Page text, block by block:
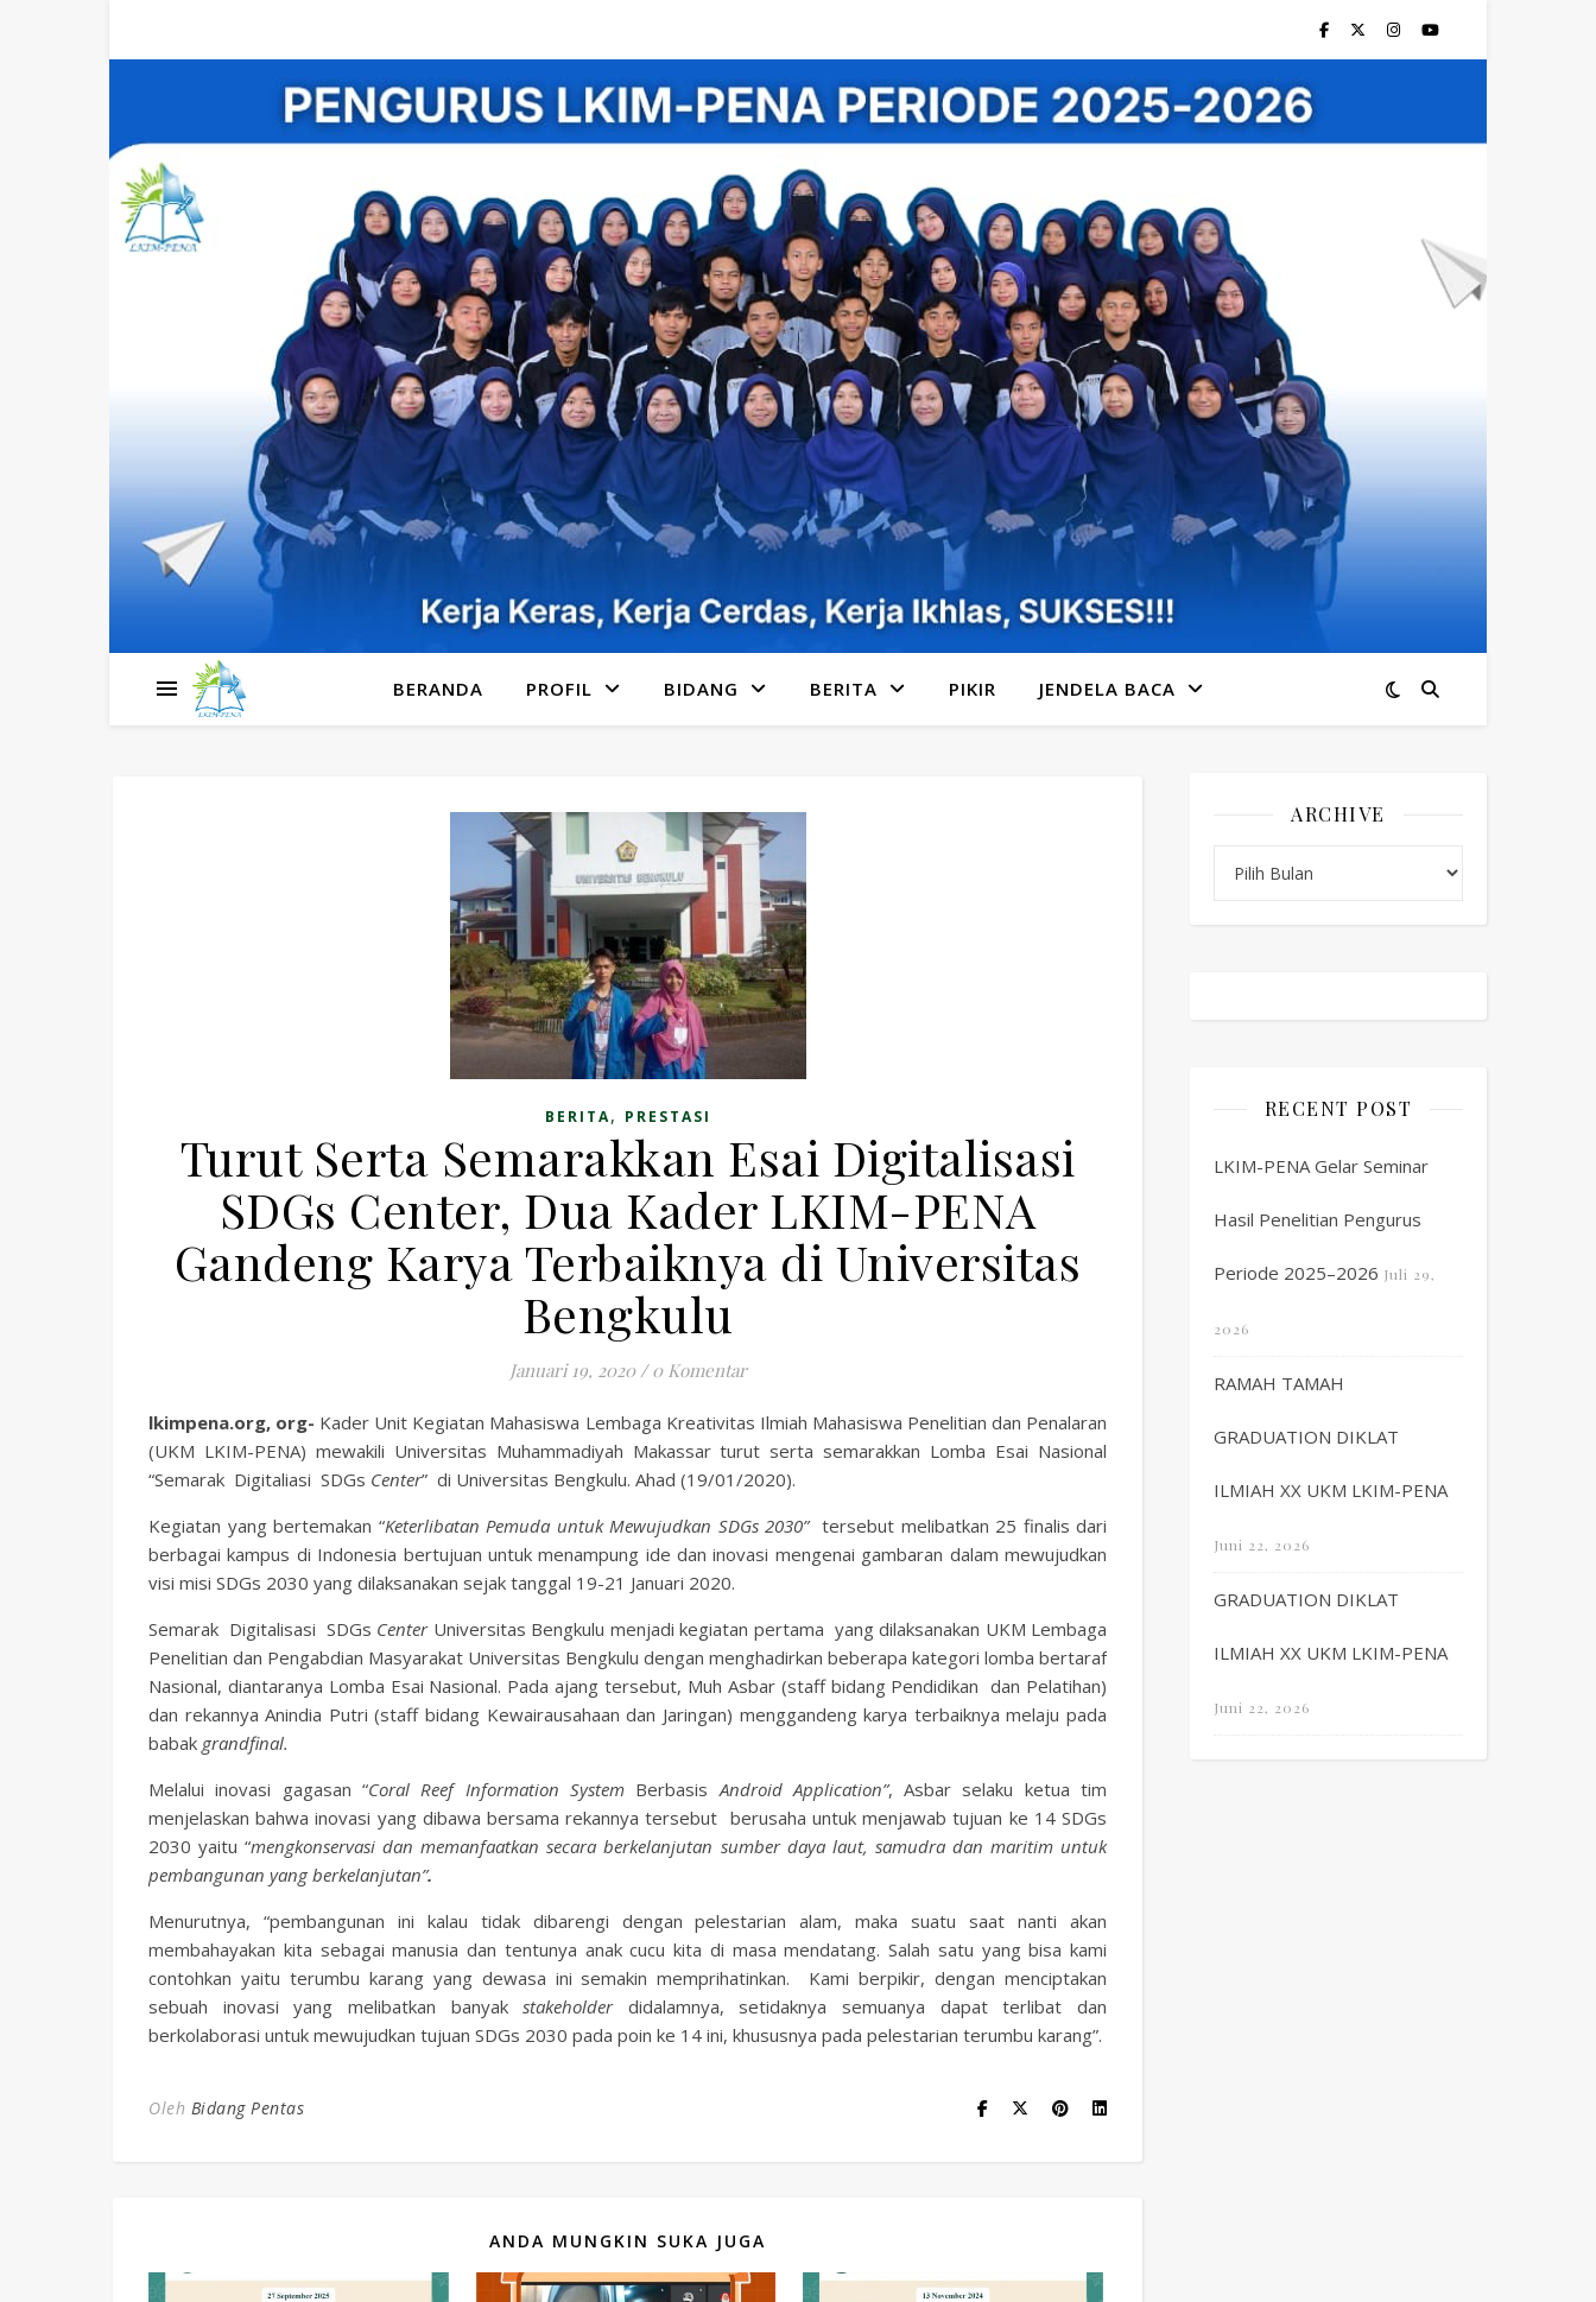
BERANDA PROFIL BIDANG BERITA PIKIR JENDELA BACA
BERITA, PRESTASI
Turut Serta Semarakkan Esai Digitalisasi
SDGs Center, Dua Kader LKIM-PENA
Gandeng Karya Terbaiknya di Universitas
Bengkulu
Januari 19, 2020 / 0 Komentar
lkimpena.org, org- Kader Unit Kegiatan Mahasiswa Lembaga Kreativitas Ilmiah Mahasiswa Penelitian dan Penalaran
(UKM LKIM-PENA) mewakili Universitas Muhammadiyah Makassar turut serta semarakkan Lomba Esai Nasional
“Semarak Digitaliasi SDGs Center” di Universitas Bengkulu. Ahad (19/01/2020).
Kegiatan yang bertemakan “Keterlibatan Pemuda untuk Mewujudkan SDGs 2030”tersebut melibatkan 25 finalis dari
berbagai kampus di Indonesia bertujuan untuk menampung ide dan inovasi mengenai gambaran dalam mewujudkan
visi misi SDGs 2030 yang dilaksanakan sejak tanggal 19-21 Januari 2020.
Semarak Digitalisasi SDGs CenterUniversitas Bengkulu menjadi kegiatan pertama yang dilaksanakan UKM Lembaga
Penelitian dan Pengabdian Masyarakat Universitas Bengkulu dengan menghadirkan beberapa kategori lomba bertaraf
Nasional, diantaranya Lomba Esai Nasional. Pada ajang tersebut, Muh Asbar (staff bidang Pendidikan dan Pelatihan)
dan rekannya Anindia Putri (staff bidang Kewairausahaan dan Jaringan) menggandeng karya terbaiknya melaju pada
babak grandfinal.
Melalui inovasi gagasan “Coral Reef Information SystemBerbasisAndroid Application”, Asbar selaku ketua tim
menjelaskan bahwa inovasi yang dibawa bersama rekannya tersebut berusaha untuk menjawab tujuan ke 14 SDGs
2030 yaitu “mengkonservasi dan memanfaatkan secara berkelanjutan sumber daya laut, samudra dan maritim untuk
pembangunan yang berkelanjutan”.
Menurutnya, “pembangunan ini kalau tidak dibarengi dengan pelestarian alam, maka suatu saat nanti akan
membahayakan kita sebagai manusia dan tentunya anak cucu kita di masa mendatang. Salah satu yang bisa kami
contohkan yaitu terumbu karang yang dewasa ini semakin memprihatinkan. Kami berpikir, dengan menciptakan
sebuah inovasi yang melibatkan banyakstakeholder didalamnya, setidaknya semuanya dapat terlibat dan
berkolaborasi untuk mewujudkan tujuan SDGs 2030 pada poin ke 14 ini, khususnya pada pelestarian terumbu karang”.
Oleh Bidang Pentas
ANDA MUNGKIN SUKA JUGA
ARCHIVE
RECENT POST
LKIM-PENA Gelar Seminar
Hasil Penelitian Pengurus
Periode 2025–2026 Juli 29,
2026
RAMAH TAMAH
GRADUATION DIKLAT
ILMIAH XX UKM LKIM-PENA
Juni 22, 2026
GRADUATION DIKLAT
ILMIAH XX UKM LKIM-PENA
Juni 22, 2026